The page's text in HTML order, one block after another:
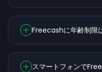
Freecashに年齢制限
スマートフォンで